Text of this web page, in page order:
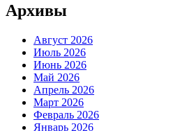
Архивы
Август 2026
Июль 2026
Июнь 2026
Май 2026
Апрель 2026
Март 2026
Февраль 2026
Январь 2026